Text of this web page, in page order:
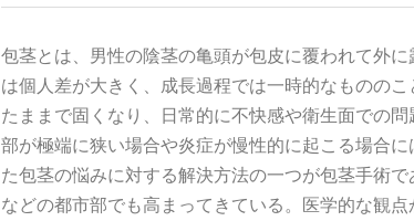
包茎とは、男性の陰茎の亀頭が包皮に覆われて外に
は個人差が大きく、成長過程では一時的なものの
たままで固くなり、日常的に不快感や衛生面での
部が極端に狭い場合や炎症が慢性的に起こる場合
た包茎の悩みに対する解決方法の一つが包茎手術
などの都市部でも高まってきている。医学的な観